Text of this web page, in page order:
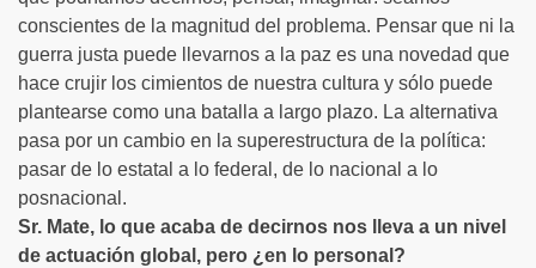
conscientes de la magnitud del problema. Pensar que ni la
guerra justa puede llevarnos a la paz es una novedad que
hace crujir los cimientos de nuestra cultura y sólo puede
plantearse como una batalla a largo plazo. La alternativa
pasa por un cambio en la superestructura de la política:
pasar de lo estatal a lo federal, de lo nacional a lo
posnacional.
Sr. Mate, lo que acaba de decirnos nos lleva a un nivel
de actuación global, pero ¿en lo personal?